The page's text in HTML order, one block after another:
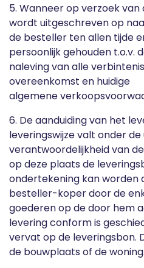
5. Wanneer op verzoek
wordt uitgeschreven op
de besteller ten allen tijde
persoonlijk gehouden t.o.v.
naleving van alle
overeenkomst en huidige
algemene
6. De aanduiding van het
leveringswijze valt onder
verantwoordelijkheid van
op deze plaats de
ondertekening kan worden
besteller-koper door de
goederen op de door hem
levering conform is
vervat op de leveringsbon.
de bouwplaats of de woning.